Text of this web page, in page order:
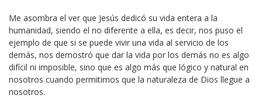
Me asombra el ver que Jesús dedicó su vida entera a la
humanidad, siendo el no diferente a ella, es decir, nos puso el
ejemplo de que si se puede vivir una vida al servicio de los
demás, nos demostró que dar la vida por los demás no es algo
difícil ni imposible, sino que es algo más que lógico y natural en
nosotros cuando permitimos que la naturaleza de Dios llegue a
nosotros.